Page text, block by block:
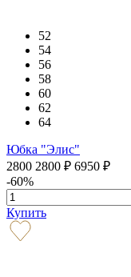
52
54
56
58
60
62
64
Юбка "Элис"
2800 2800 ₽ 6950 ₽
-60%
Купить